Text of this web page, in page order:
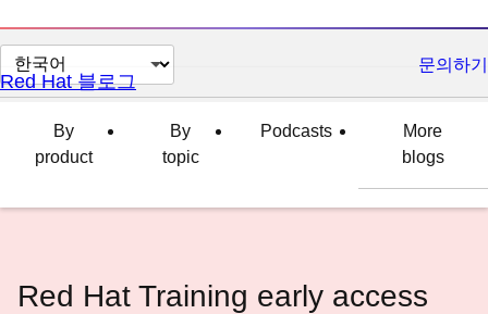
페
이
변
문의하기
Red Hat 블로그
By
product
By
topic
Podcasts
More
blogs
Red Hat Training early access